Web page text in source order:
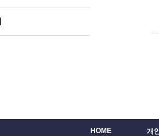
HOME 개